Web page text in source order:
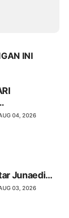
INI
BAHASA
04, 2026
Junaedi
03, 2026